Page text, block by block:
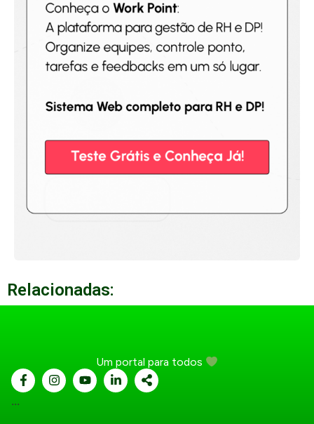
Relacionadas:
Um portal para todos
...